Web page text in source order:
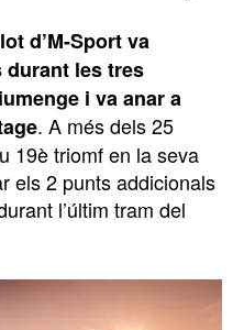
d’M-Sport va
durant les tres
i va anar a
. A més dels 25
19è triomf en la seva
els 2 punts addicionals
l’últim tram del